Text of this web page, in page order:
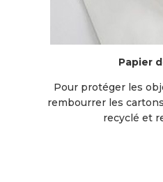
Papier
Pour protéger les
rembourrer les
recyclé et